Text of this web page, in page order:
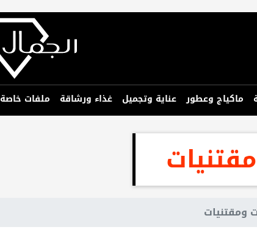
ماكياج وعطور عناية وتجميل غذاء ورشاقة ملفات خاصة
ومقتنيات